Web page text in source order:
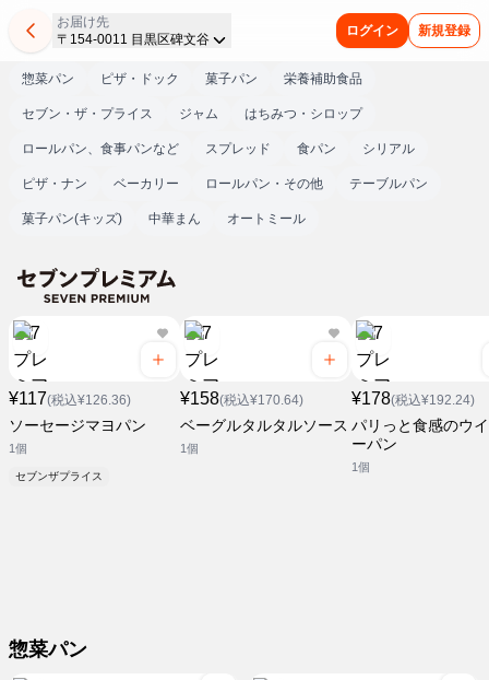
お届け先
〒154-0011 目黒区碑文谷
ログイン 新規登録
惣菜パン ピザ・ドック 菓子パン 栄養補助食品
セブン・ザ・プライス ジャム はちみつ・シロップ
ロールパン、食事パンなど スプレッド 食パン シリアル
ピザ・ナン ベーカリー ロールパン・その他 テーブルパン
菓子パン(キッズ) 中華まん オートミール
¥117(税込¥126.36)
ソーセージマヨパン
1個
セブンザプライス
¥158(税込¥170.64)
ベーグルタルタルソース
1個
¥178(税込¥192.24)
パリっと食感のウ
ーパン
1個
惣菜パン